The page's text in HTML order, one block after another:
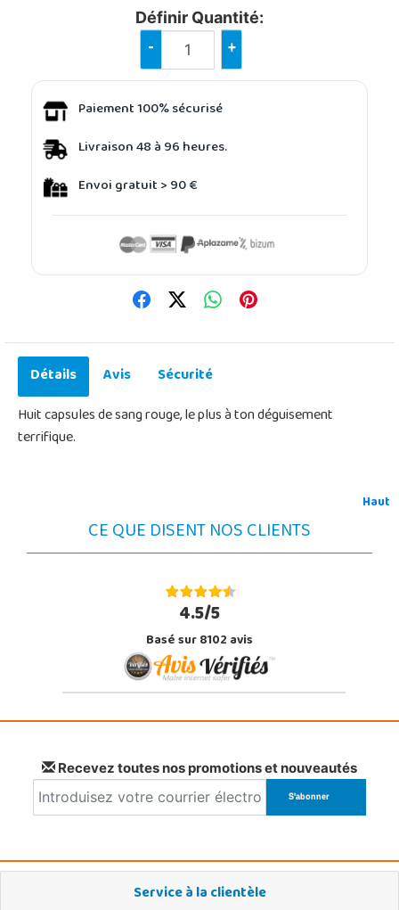
Définir Quantité:
- +
Paiement 100% sécurisé
Livraison 48 à 96 heures.
Envoi gratuit > 90 €
Détails Avis
Sécurité
Huit capsules de sang rouge, le plus à ton déguisement
terrifique.
Haut
CE QUE DISENT NOS CLIENTS
4.5/5
Basé sur 8102 avis
Recevez toutes nos promotions et nouveautés
Service à la clientèle